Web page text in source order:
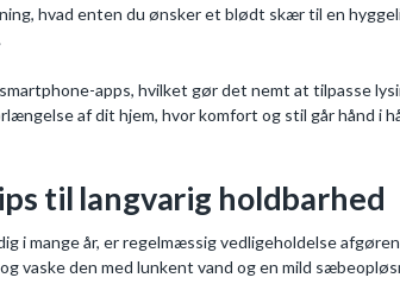
hvad enten du ønsker et blødt skær til en
apps, hvilket gør det nemt at tilpasse
af dit hjem, hvor komfort og stil går hånd i
til langvarig holdbarhed
i mange år, er regelmæssig vedligeholdelse
vaske den med lunkent vand og en mild